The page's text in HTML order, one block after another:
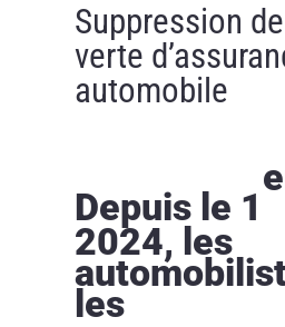
Suppression
verte
automobile
Depuis le 1
2024, les
les